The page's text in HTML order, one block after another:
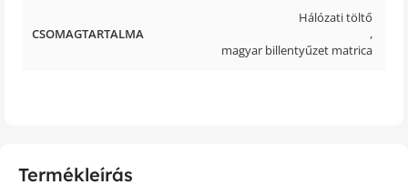
Termékleírás
CSOMAGTARTALMA
Hálózati töltő
,
magyar billentyűzet matrica